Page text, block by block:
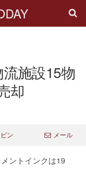
施設15物
却
ピン メール
ントインクは19